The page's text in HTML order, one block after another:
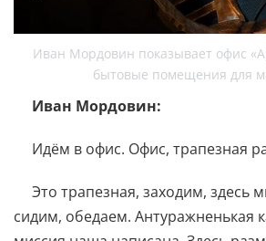
Иван Мордовин показывает офис
бытовые помещения для
Иван Мордовин:
Идём в офис. Офис, трапезная
Это трапезная, заходим, здесь
сидим, обедаем. Антуражненькая